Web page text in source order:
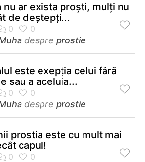
nu ar exista proşti, mulţi nu
de deştepţi...
despre prostie
este exepţia celui fără
sau a aceluia...
despre prostie
prostia este cu mult mai
capul!